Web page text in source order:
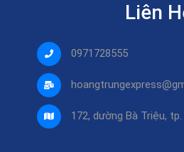
Liên
0971728555
172, dường Bà Triệu,